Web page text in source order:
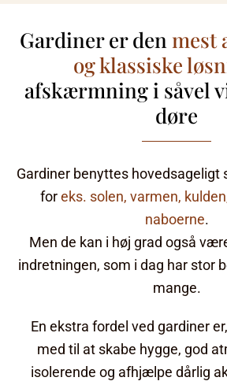
Gardiner er denmest
og klassiske
afskærmning i såvel
døre
Gardiner benyttes
foreks. solen, varmen,
naboerne.
Men de kan i høj grad også
indretningen, som i dag har stor
mange.
En ekstra fordel ved gardiner
med til at skabe hygge, god
isolerende og afhjælpe dårlig